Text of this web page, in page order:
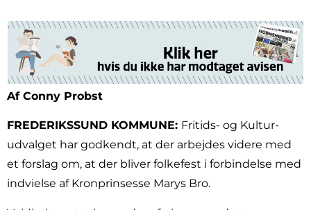
Af Conny Probst
FREDERIKSSUND KOMMUNE: Fritids- og Kultur-
udvalget har godkendt, at der arbejdes videre med
et forslag om, at der bliver folkefest i forbindelse med
indvielse af Kronprinsesse Marys Bro.